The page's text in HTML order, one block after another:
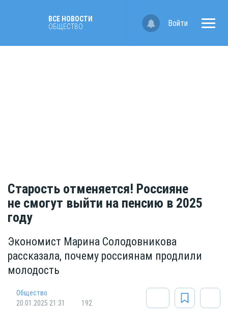
ВСЕ НОВОСТИ
ОБЩЕСТВО
Войти
Старость отменяется! Россияне
не смогут выйти на пенсию в 2025
году
Экономист Марина Солодовникова
рассказала, почему россиянам продлили
молодость
Общество
20.01.2025 21:31
192